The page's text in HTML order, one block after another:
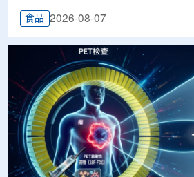
食品 2026-08-07